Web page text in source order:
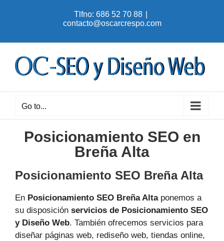
Tlfno: 686 52 70 88
contacto@oscarcrespo.com
Go to...
Posicionamiento SEO en
Breña Alta
Posicionamiento SEO Breña Alta
En Posicionamiento SEO Breña Altaponemos a
su disposición servicios de Posicionamiento SEO
y Diseño Web. También ofrecemos servicios para
diseñar páginas web, rediseño web, tiendas online,